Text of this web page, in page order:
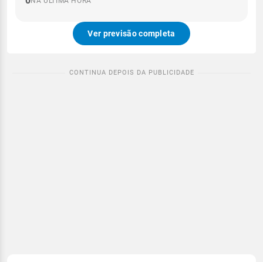
Ver previsão completa